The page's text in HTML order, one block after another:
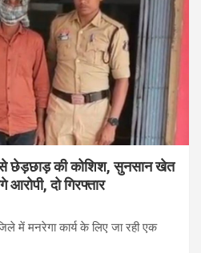
छेड़छाड़ की कोशिश, सुनसान खेत
आरोपी, दो गिरफ्तार
में मनरेगा कार्य के लिए जा रही एक